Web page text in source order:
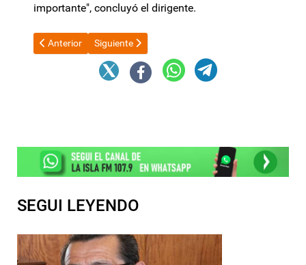
importante", concluyó el dirigente.
Artículo anterior: Este jueves se confirmó una suba de 10% del
Anterior Artículo siguiente: El Banco Central no compró
Siguiente
SEGUI LEYENDO